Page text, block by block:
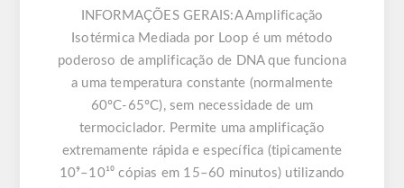
INFORMAÇÕES GERAIS:A Amplificação
Isotérmica Mediada por Loop é um método
poderoso de amplificação de DNA que funciona
a uma temperatura constante (normalmente
60ºC-65ºC), sem necessidade de um
termociclador. Permite uma amplificação
extremamente rápida e específica (tipicamente
10⁹–10¹⁰ cópias em 15–60 minutos) utilizando